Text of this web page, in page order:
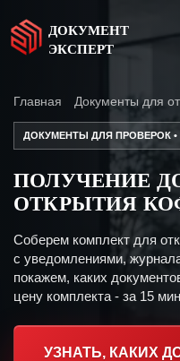
ДОКУМЕНТ
ЭКСПЕРТ
Главная Документы для
ДОКУМЕНТЫ ДЛЯ ПРОВЕРОК •
ПОЛУЧЕНИЕ
ОТКРЫТИЯ
Соберем комплект для
с уведомлениями,
покажем, каких
цену комплекта - за 15
УЗНАТЬ, КАКИХ